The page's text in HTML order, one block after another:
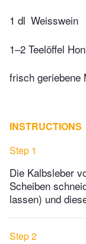
1 dl Weisswein
1–2 Teelöffel
frisch geriebene
INSTRUCTIONS
Step 1
Die Kalbsleber
Scheiben
lassen) und
Step 2